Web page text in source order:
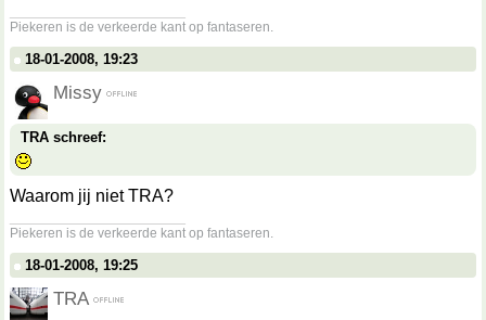
Piekeren is de verkeerde kant op fantaseren.
18-01-2008, 19:23
Missy
TRA schreef:
Waarom jij niet TRA?
Piekeren is de verkeerde kant op fantaseren.
18-01-2008, 19:25
TRA